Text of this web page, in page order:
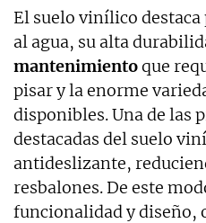
El suelo vinílico
al agua, su alta
mantenimientoque
pisar y la enorme
disponibles. Una de las
destacadas del suelo
antideslizante,
resbalones. De este
funcionalidad y diseño,